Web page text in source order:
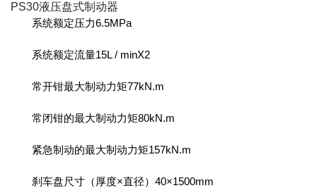
PS30液压盘式制动器
系统额定压力6.5MPa
系统额定流量15L / minX2
常开钳最大制动力矩77kN.m
常闭钳的最大制动力矩80kN.m
紧急制动的最大制动力矩157kN.m
刹车盘尺寸（厚度×直径）40×1500mm